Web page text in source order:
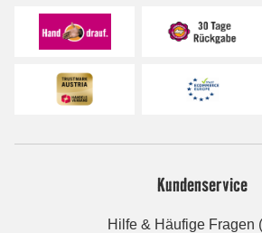
Kundenservice
Hilfe & Häufige Fragen